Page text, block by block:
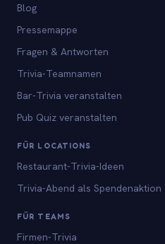
Blog
Pressemappe
Fragen & Antworten
Trivia-Teamnamen
Bar-Trivia veranstalten
Pub Quiz veranstalten
FÜR LOCATIONS
Restaurant-Trivia-Ideen
Trivia-Abend als Spendenaktion
FÜR TEAMS
Firmen-Trivia